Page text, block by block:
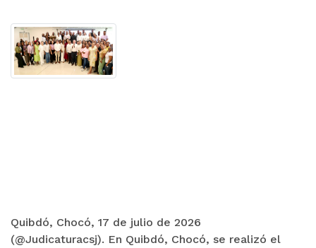
Quibdó, Chocó, 17 de julio de 2026
(@Judicaturacsj). En Quibdó, Chocó, se realizó el